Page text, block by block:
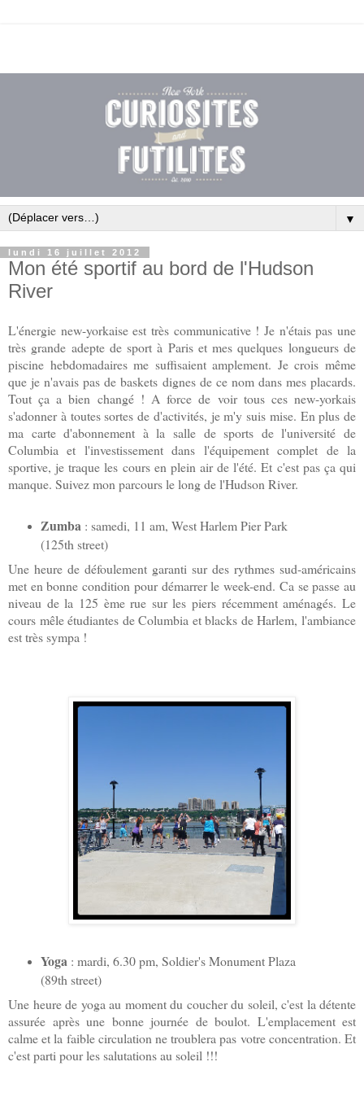
▼
lundi 16 juillet 2012
Mon été sportif au bord de l'Hudson
River
L'énergie new-yorkaise est très communicative ! Je n'étais pas une
très grande adepte de sport à Paris et mes quelques longueurs de
piscine hebdomadaires me suffisaient amplement. Je crois même
que je n'avais pas de baskets dignes de ce nom dans mes placards.
Tout ça a bien changé ! A force de voir tous ces new-yorkais
s'adonner à toutes sortes de d'activités, je m'y suis mise. En plus de
ma carte d'abonnement à la salle de sports de l'université de
Columbia et l'investissement dans l'équipement complet de la
sportive, je traque les cours en plein air de l'été. Et c'est pas ça qui
manque. Suivez mon parcours le long de l'Hudson River.
Zumba : samedi, 11 am, West Harlem Pier Park
(125th street)
Une heure de défoulement garanti sur des rythmes sud-américains
met en bonne condition pour démarrer le week-end. Ca se passe au
niveau de la 125 ème rue sur les piers récemment aménagés. Le
cours mêle étudiantes de Columbia et blacks de Harlem, l'ambiance
est très sympa !
Yoga : mardi, 6.30 pm, Soldier's Monument Plaza
(89th street)
Une heure de yoga au moment du coucher du soleil, c'est la détente
assurée après une bonne journée de boulot. L'emplacement est
calme et la faible circulation ne troublera pas votre concentration. Et
c'est parti pour les salutations au soleil !!!